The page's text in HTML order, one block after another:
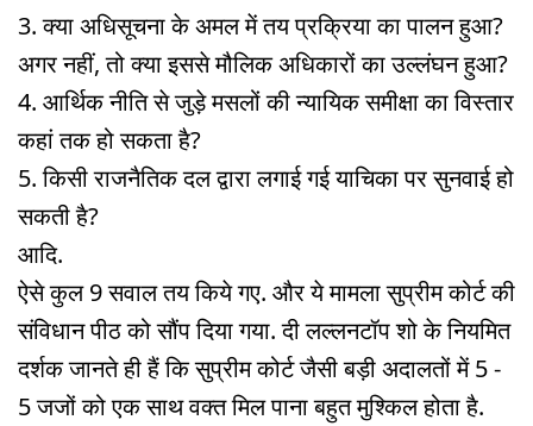
3. क्या अधिसूचना के अमल में तय प्रक्रिया का पालन हुआ?
अगर नहीं, तो क्या इससे मौलिक अधिकारों का उल्लंघन हुआ?
4. आर्थिक नीति से जुड़े मसलों की न्यायिक समीक्षा का विस्तार
कहां तक हो सकता है?
5. किसी राजनैतिक दल द्वारा लगाई गई याचिका पर सुनवाई हो
सकती है?
आदि.
ऐसे कुल 9 सवाल तय किये गए. और ये मामला सुप्रीम कोर्ट की
संविधान पीठ को सौंप दिया गया. दी लल्लनटॉप शो के नियमित
दर्शक जानते ही हैं कि सुप्रीम कोर्ट जैसी बड़ी अदालतों में 5 -
5 जजों को एक साथ वक्त मिल पाना बहुत मुश्किल होता है.